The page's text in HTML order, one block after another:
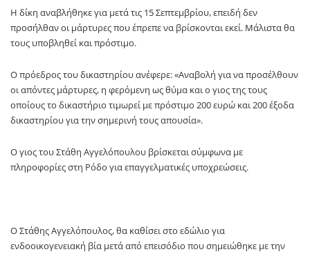
Η δίκη αναβλήθηκε για μετά τις 15 Σεπτεμβρίου, επειδή δεν
προσήλθαν οι μάρτυρες που έπρεπε να βρίσκονται εκεί. Μάλιστα θα
τους υποβληθεί και πρόστιμο.
Ο πρόεδρος του δικαστηρίου ανέφερε: «Αναβολή για να προσέλθουν
οι απόντες μάρτυρες, η φερόμενη ως θύμα και ο γιος της τους
οποίους το δικαστήριο τιμωρεί με πρόστιμο 200 ευρώ και 200 έξοδα
δικαστηρίου για την σημερινή τους απουσία».
Ο γιος του Στάθη Αγγελόπουλου βρίσκεται σύμφωνα με
πληροφορίες στη Ρόδο για επαγγελματικές υποχρεώσεις.
Ο Στάθης Αγγελόπουλος, θα καθίσει στο εδώλιο για
ενδοοικογενειακή βία μετά από επεισόδιο που σημειώθηκε με την